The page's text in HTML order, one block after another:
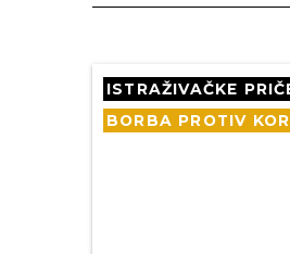
ISTRAŽIVAČKE
BORBA PROTIV